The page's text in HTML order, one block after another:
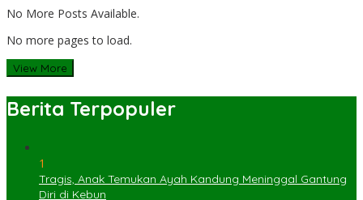
No More Posts Available.
No more pages to load.
View More
Berita Terpopuler
1
Tragis, Anak Temukan Ayah Kandung Meninggal Gantung
Diri di Kebun